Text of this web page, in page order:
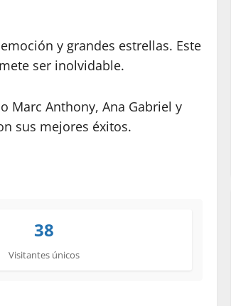
y grandes estrellas. Este
ser inolvidable.
Marc Anthony, Ana Gabriel y
sus mejores éxitos.
38
Visitantes únicos